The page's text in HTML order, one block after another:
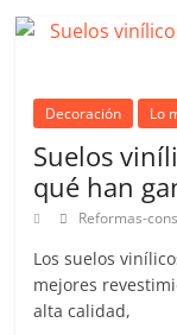
Decoración Lo
Suelos
qué han
Reformas-
Los suelos
mejores
alta calidad,